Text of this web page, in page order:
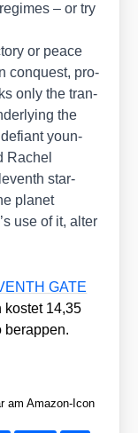
– or try
or peace
con­quest, pro­
only the tran­
the
defi­ant youn­
Rachel
star-
pla­net
use of it, alter
GATE
kos­tet 14,35
berap­pen.
am Ama­zon-Icon